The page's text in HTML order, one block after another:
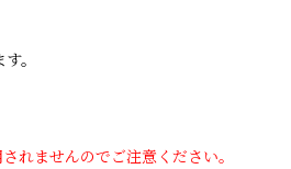
。
れませんのでご注意ください。